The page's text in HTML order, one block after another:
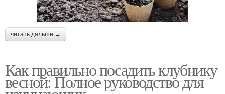
читать дальше →
Как правильно посадить клубнику
весной: Полное руководство для